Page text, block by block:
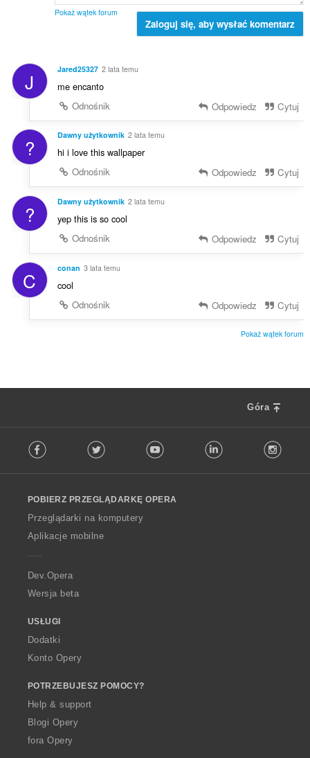
Pokaż wątek forum
Zaloguj się, aby wysłać komentarz
J Jared25327 2 lata temu
me encanto
Odnośnik
Odpowiedz Cytuj
? Dawny użytkownik 2 lata temu
hi i love this wallpaper
Odnośnik
Odpowiedz Cytuj
? Dawny użytkownik 2 lata temu
yep this is so cool
Odnośnik
Odpowiedz Cytuj
C conan 3 lata temu
cool
Odnośnik
Odpowiedz Cytuj
Pokaż wątek forum
Góra
o
w
O
p
a
Facebook Twitter Youtube LinkedIn
POBIERZ PRZEGLĄDARKĘ OPERA
Przeglądarki na komputery
Aplikacje mobilne
Dev.Opera
Wersja beta
USŁUGI
Dodatki
Konto Opery
POTRZEBUJESZ POMOCY?
Help & support
Blogi Opery
fora Opery